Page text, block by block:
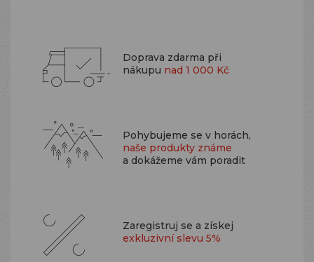
Doprava zdarma při
nákupu nad 1 000 Kč
Pohybujeme se v horách,
naše produkty známe
a dokážeme vám poradit
Zaregistruj se a získej
exkluzivní slevu 5%